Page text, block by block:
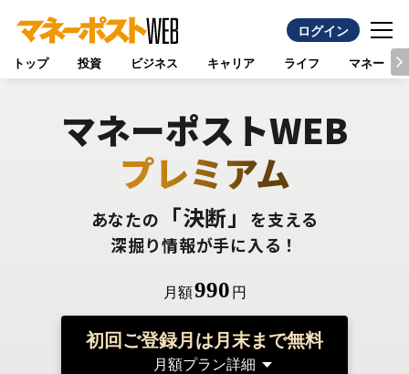
ログイン
トップ 投資 ビジネス キャリア ライフ マネー
マネーポストWEB
プレミアム
あなたの 「決断」
を支える
深掘り情報が手に入る！
月額990 円
初回ご登録月は月末まで無料
月額プラン詳細